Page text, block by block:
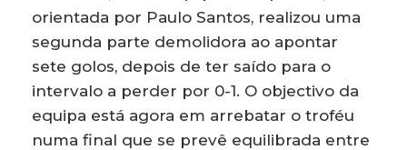
orientada por Paulo Santos, realizou uma
segunda parte demolidora ao apontar
sete golos, depois de ter saído para o
intervalo a perder por 0-1. O objectivo da
equipa está agora em arrebatar o troféu
numa final que se prevê equilibrada entre